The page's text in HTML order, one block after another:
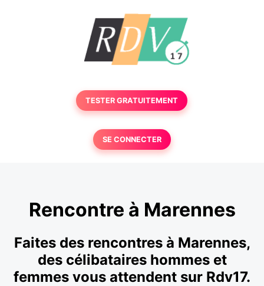
TESTER GRATUITEMENT
SE CONNECTER
Rencontre à Marennes
Faites des rencontres à Marennes,
des célibataires hommes et
femmes vous attendent sur Rdv17.